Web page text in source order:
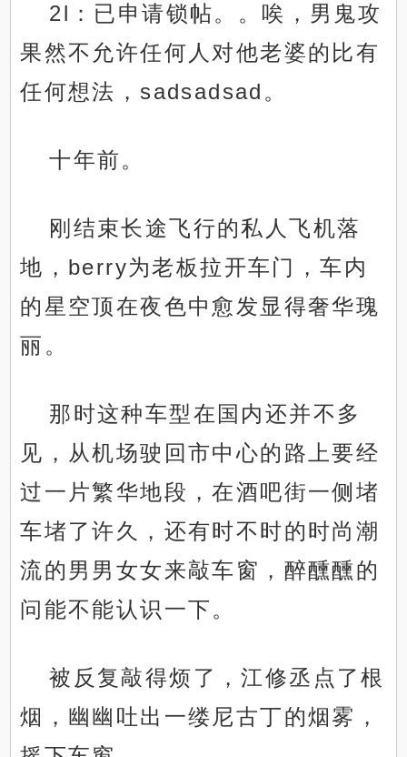
2l：已申请锁帖。。唉，男鬼攻
果然不允许任何人对他老婆的比有
任何想法，sadsadsad。
十年前。
刚结束长途飞行的私人飞机落
地，berry为老板拉开车门，车内
的星空顶在夜色中愈发显得奢华瑰
丽。
那时这种车型在国内还并不多
见，从机场驶回市中心的路上要经
过一片繁华地段，在酒吧街一侧堵
车堵了许久，还有时不时的时尚潮
流的男男女女来敲车窗，醉醺醺的
问能不能认识一下。
被反复敲得烦了，江修丞点了根
烟，幽幽吐出一缕尼古丁的烟雾，